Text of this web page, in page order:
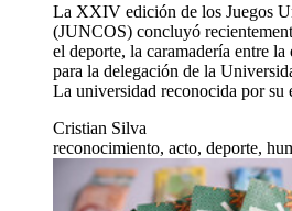
La XXIV edición de los Juegos
(JUNCOS) concluyó
el deporte, la caramadería entre
para la delegación de la
La universidad reconocida por
Cristian Silva
reconocimiento, acto, deporte,